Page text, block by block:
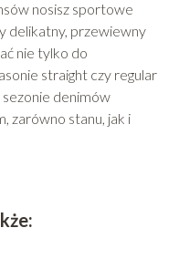
nosisz sportowe
delikatny, przewiewny
nie tylko do
straight czy regular
denimów
zarówno stanu, jak i